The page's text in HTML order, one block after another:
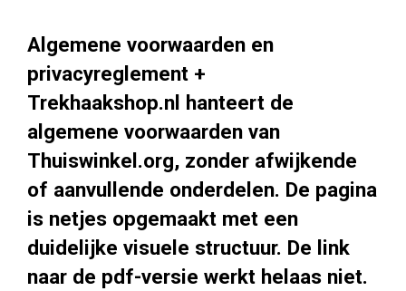
Algemene voorwaarden en
privacyreglement +
Trekhaakshop.nl hanteert de
algemene voorwaarden van
Thuiswinkel.org, zonder afwijkende
of aanvullende onderdelen. De pagina
is netjes opgemaakt met een
duidelijke visuele structuur. De link
naar de pdf-versie werkt helaas niet.